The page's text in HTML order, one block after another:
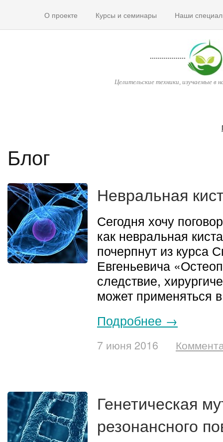
О проекте Курсы и семинары Наши
..................
Целительские техники, изучаемые в
Блог
Невральная
Сегодня хочу
как невральная
почерпнут из курса
Евгеньевича
следствие,
может применяться
Подробнее →
7 июня 2016
Генетическая
резонансного